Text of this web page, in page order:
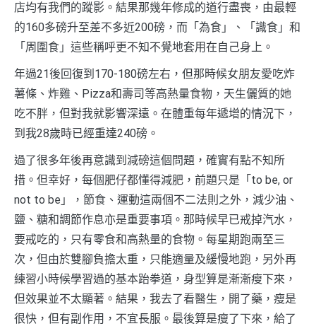
店均有我們的蹤影。結果那幾年修成的道行盡喪，由最輕
的160多磅升至差不多近200磅，而「為食」、「識食」和
「周圍食」這些稱呼更不知不覺地套用在自己身上。
年過21後回復到170-180磅左右，但那時候女朋友愛吃炸
薯條、炸雞、Pizza和壽司等高熱量食物，天生儷質的她
吃不胖，但對我就影響深遠。在體重每年遞增的情況下，
到我28歲時已經重達240磅。
過了很多年後再意識到減磅這個問題，確實有點不知所
措。但幸好，每個肥仔都懂得減肥，前題只是「to be, or
not to be」，節食、運動這兩個不二法則之外，減少油、
鹽、糖和調節作息亦是重要事項。那時候早已戒掉汽水，
要戒吃的，只有零食和高熱量的食物。每星期跑兩至三
次，但由於雙腳負擔太重，只能適量及緩慢地跑，另外再
練習小時候學習過的基本跆拳道，身型算是漸漸瘦下來，
但效果並不太顯著。結果，我去了看醫生，開了藥，瘦是
很快，但有副作用，不宜長服。最後算是瘦了下來，給了